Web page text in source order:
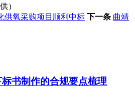
）
供氧采购项目顺利中标 下一条 曲靖
书制作的合规要点梳理